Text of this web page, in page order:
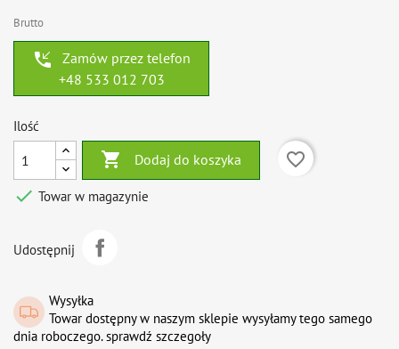
Brutto
phone_callback
Zamów przez telefon
+48 533 012 703
Ilość
 Dodaj do koszyka
favorite_border
 Towar w magazynie
Udostępnij
Wysyłka
Towar dostępny w naszym sklepie wysyłamy tego samego
dnia roboczego. sprawdź szczegoły